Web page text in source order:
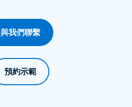
與我們聯繫
預約示範